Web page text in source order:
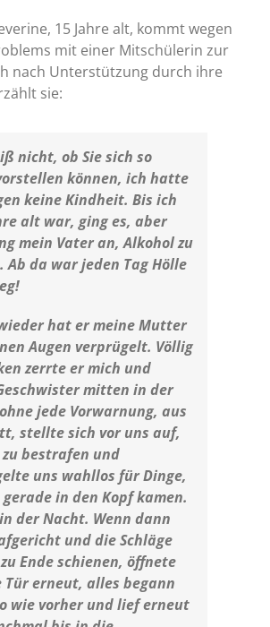
15 Jahre alt, kommt wegen
mit einer Mitschülerin zur
nach Unterstützung durch ihre
sie:
nicht, ob Sie sich so
können, ich hatte
keine Kindheit. Bis ich
alt war, ging es, aber
mein Vater an, Alkohol zu
Ab da war jeden Tag Hölle
hat er meine Mutter
Augen verprügelt. Völlig
zerrte er mich und
mitten in der
jede Vorwarnung, aus
stellte sich vor uns auf,
zu bestrafen und
uns wahllos für Dinge,
in den Kopf kamen.
der Nacht. Wenn dann
und die Schläge
Ende schienen, öffnete
Tür erneut, alles begann
wie vorher und lief erneut